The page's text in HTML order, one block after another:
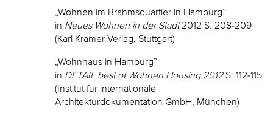
„Wohnen im Brahmsquartier in Hamburg”
in Neues Wohnen in der Stadt2012 S. 208-209
(Karl Krämer Verlag, Stuttgart)
„Wohnhaus in Hamburg”
in DETAIL best of Wohnen Housing 2012S. 112-115
(Institut für internationale
Architekturdokumentation GmbH, München)